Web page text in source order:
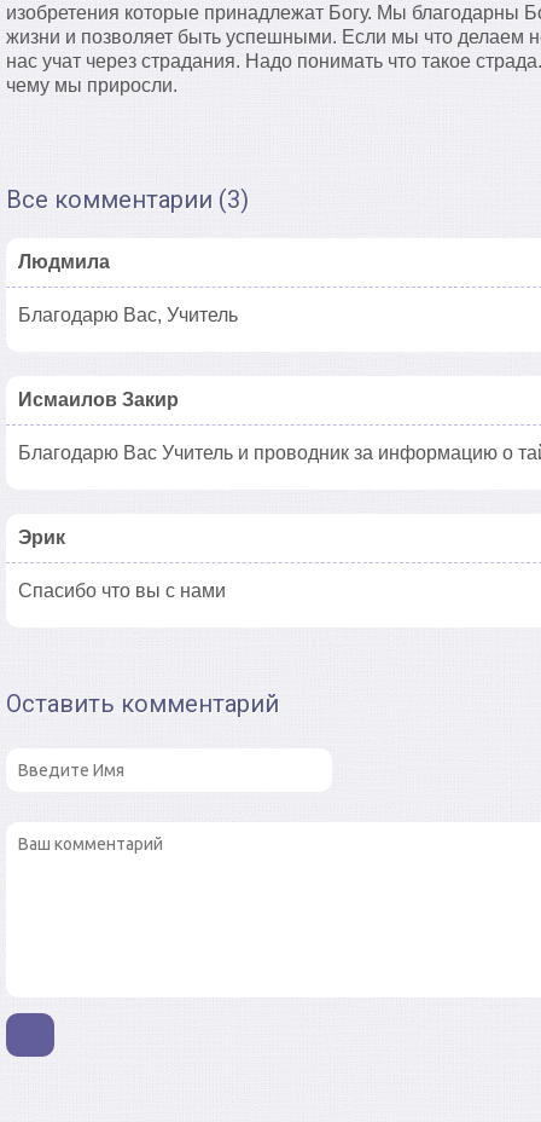
изобретения которые принадлежат Богу. Мы благодарны
жизни и позволяет быть успешными. Если мы что делаем
нас учат через страдания. Надо понимать что такое
чему мы приросли.
Все комментарии (3)
Людмила
Благодарю Вас, Учитель
Исмаилов Закир
Благодарю Вас Учитель и проводник за информацию о
Эрик
Спасибо что вы с нами
Оставить комментарий